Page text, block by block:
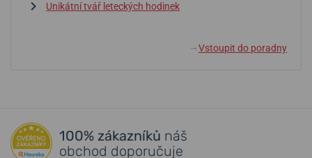
Unikátní tvář leteckých hodinek
↓ Vstoupit do poradny
100% zákazníků náš
obchod doporučuje